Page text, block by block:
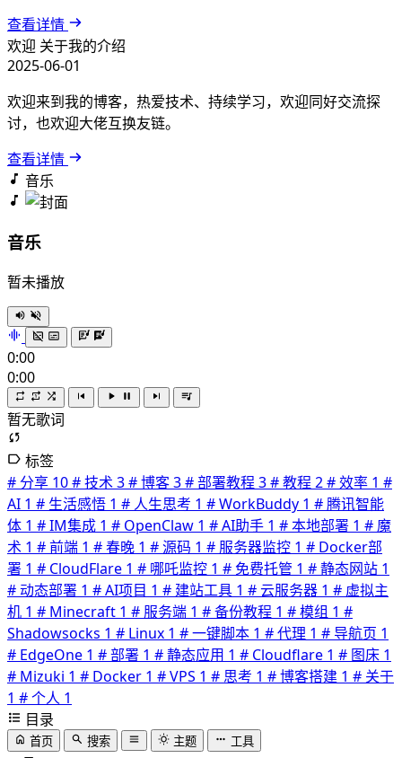
查看详情
欢迎 关于我的介绍
2025-06-01
欢迎来到我的博客，热爱技术、持续学习，欢迎同好交流探
讨，也欢迎大佬互换友链。
查看详情
音乐
音乐
暂未播放
0:00
0:00
暂无歌词
标签
# 分享 10# 技术3# 博客3# 部署教程 3# 教程 2# 效率 1 #
AI 1 # 生活感悟 1 # 人生思考 1 # WorkBuddy 1 # 腾讯智能
体 1 # IM集成 1 # OpenClaw 1 # AI助手 1 # 本地部署 1 # 魔
术 1 # 前端 1 # 春晚 1 # 源码 1 # 服务器监控 1 # Docker部
署 1 # CloudFlare 1 # 哪吒监控 1 # 免费托管 1 # 静态网站 1
# 动态部署 1 # AI项目 1 # 建站工具 1 # 云服务器 1 # 虚拟主
机 1 # Minecraft 1 # 服务端 1 # 备份教程 1 # 模组 1 #
Shadowsocks 1 # Linux 1 # 一键脚本 1 # 代理 1 # 导航页 1
# EdgeOne 1 # 部署 1 # 静态应用 1 # Cloudflare 1 # 图床 1
# Mizuki 1 # Docker 1 # VPS 1 # 思考 1 # 博客搭建 1 # 关于
1 # 个人 1
目录
首页 搜索 主题 工具